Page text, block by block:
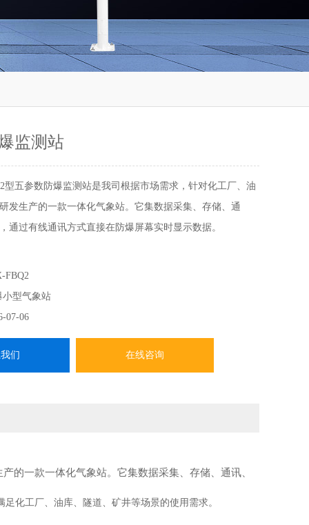
监测站
型五参数防爆监测站是我司根据市场需求，针对化工厂、油
发生产的一款一体化气象站。它集数据采集、存储、通
通过有线通讯方式直接在防爆屏幕实时显示数据。
FBQ2
小型气象站
07-06
们 在线咨询
的一款一体化气象站。它集数据采集、存储、通讯、
化工厂、油库、隧道、矿井等场景的使用需求。